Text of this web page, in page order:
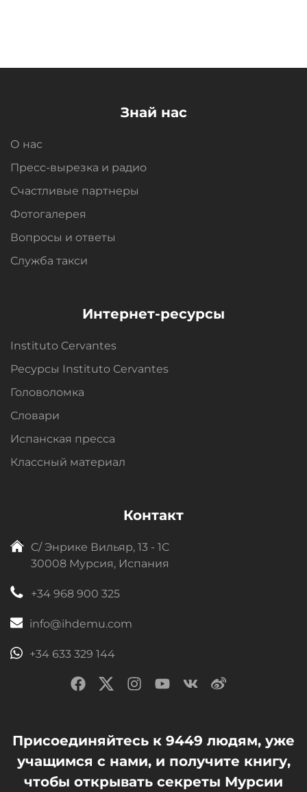
Знай нас
О нас
Пресс-вырезка и радио
Счастливые партнеры
Фотогалерея
Вопросы и oтветы
Служба такси
Интернет-ресурсы
Instituto Cervantes
Ресурсы Instituto Cervantes
Головоломка
Словари
Испанская пресса
Классный материал
Контакт
C/ Энрике Вильяр, 13 - 1C
30008 Мурсия, Испания
+34 968 900 325
info@ihdemu.com
+34 633 329 144
Присоединяйтесь к 9449 людям, уже
учащимся с нами, и получите книгу,
чтобы открывать секреты Мурсии